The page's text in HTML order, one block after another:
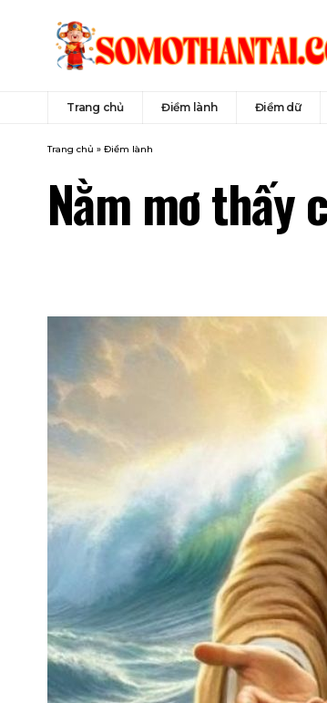
Trang chủ Điềm lành Điềm dữ
Trang chủ » Điềm lành
Nằm mơ thấy